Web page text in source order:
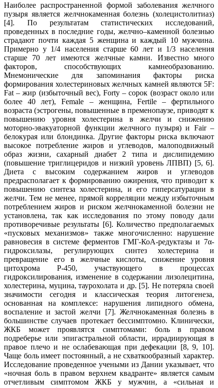
Наиболее распространенной формой заболевания желчного
пузыря является желчнокаменная болезнь (холецистолитиаз)
[4]. По результатам статистических исследований,
проведенных в последние годы, желчно–каменной болезнью
страдают почти каждая 5 женщина и каждый 10 мужчина.
Примерно у 1/4 населения старше 60 лет и 1/3 населения
старше 70 лет имеются желчные камни. Известно много
факторов, способствующих камнеобразованию.
Мнемонические для запоминания факторы риска
формирования холестериновых желчных камней являются 5F:
Fat – жир (избыточный вес), Forty – сорок (возраст около или
более 40 лет), Female – женщина, Fertile – фертильного
возраста (эстрогены, повышенные в пременопаузе, приводят к
повышению уровня холестерина в желчи и снижению
моторно-эвакуаторной функции желчного пузыря) и Fair –
белокурая или блондинка. Другие факторы риска включают
высокое потребление жиров и углеводов, малоподвижный
образ жизни, сахарный диабет 2 типа и дислипидемию
(повышение триглицеридов и низкий уровень ЛПВП) [5, 6].
Диета с высоким содержанием жиров и углеводов
предрасполагает к формированию ожирения, что приводит к
повышению синтеза холестерина, и его гиперсатурации в
желчи. Тем не менее, прямой корреляции между избыточным
потреблением жиров и риском желчнокаменной болезни не
установлена, так как исследования по этому поводу дали
противоречивые результаты [6]. Количество предполагаемых
«пусковых механизмов» также многочисленно: нарушение
равновесия в системе ферментов ГМГ-КоА-редуктазы и 7α-
гидроксилазы, регулирующих синтез холестерина и
превращение его в желчные кислоты, снижение уровня
цитохрома Р-450, участвующего в процессах
гидроксилирования, изменение в содержании лизолецитина,
холестерина, муцина, таурохолата и др. [5]. Не потеряла своей
значимости сегодня и классическая теория литогенеза,
основанная на комплексе: нарушения липидного обмена,
воспаление и застой желчи [7]. Желчнокаменная болезнь в
большинстве случаев протекает бессимптомно. Клинически,
ЖКБ может проявлятся симптомами: боль в правом
подреберье или эпигастральной области, иррадиирующая в
правое плечо и не ослабевающая при дефекации [8, 9, 10].
Чаще боль имеет постоянный, а не схваткообразный характер.
Исследование проведенное учеными из Дании указывает, что
«ночная боль в правом верхнем квадранте» является самым
отчетливым симптомом ЖКБ у мужчин, а «сильная и